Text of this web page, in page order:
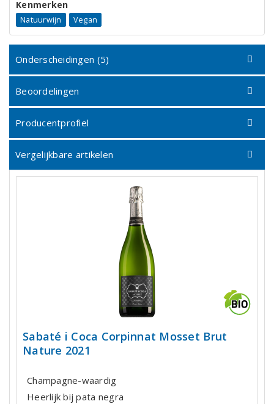
Kenmerken
Natuurwijn Vegan
Onderscheidingen (5)
Beoordelingen
Producentprofiel
Vergelijkbare artikelen
Sabaté i Coca Corpinnat Mosset Brut
Nature 2021
Champagne-waardig
Heerlijk bij pata negra